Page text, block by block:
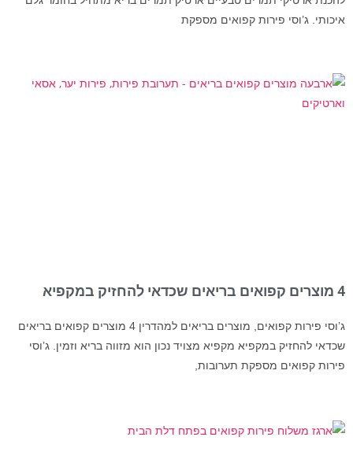
איכותי. ג’וסי פירות קפואים מספקת
4 מוצרים קפואים בריאים שכדאי להחזיק במקפיא
ג’וסי פירות קפואים, מוצרים בריאים למהדרין 4 מוצרים קפואים בריאים
שכדאי להחזיק במקפיא מקפיא מצויד נכון הוא מזווה בריא וזמין. ג’וסי
פירות קפואים מספקת תערובות,